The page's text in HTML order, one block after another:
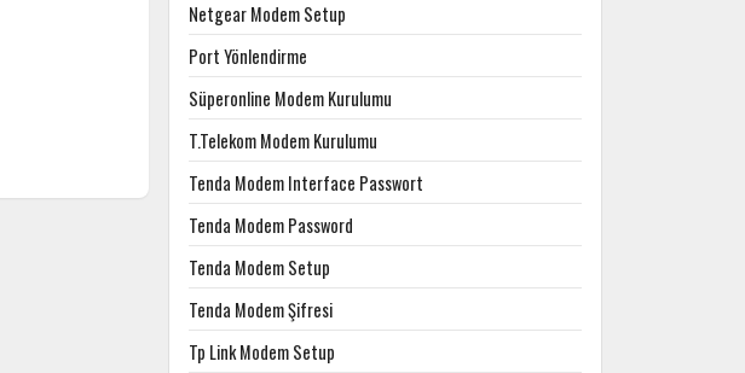
Netgear Modem Setup
Port Yönlendirme
Süperonline Modem Kurulumu
T.Telekom Modem Kurulumu
Tenda Modem Interface Passwort
Tenda Modem Password
Tenda Modem Setup
Tenda Modem Şifresi
Tp Link Modem Setup